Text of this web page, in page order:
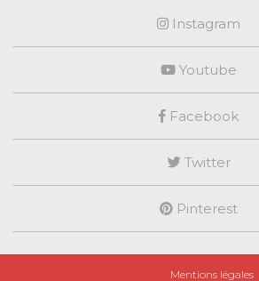
Instagram
Youtube
Facebook
Twitter
Pinterest
Mentions légales